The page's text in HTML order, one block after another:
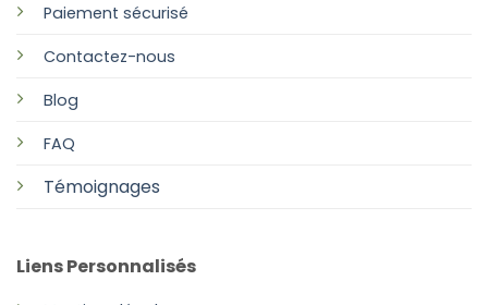
Paiement sécurisé
Contactez-nous
Blog
FAQ
Témoignages
Liens Personnalisés